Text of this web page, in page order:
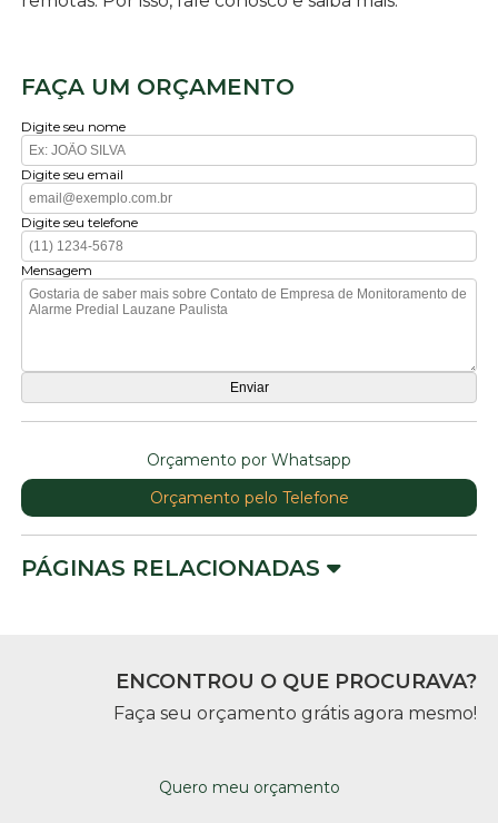
FAÇA UM ORÇAMENTO
Digite seu nome
Digite seu email
Digite seu telefone
Mensagem
Orçamento por Whatsapp
Orçamento pelo Telefone
PÁGINAS RELACIONADAS
ENCONTROU O QUE PROCURAVA?
Faça seu orçamento grátis agora mesmo!
Quero meu orçamento